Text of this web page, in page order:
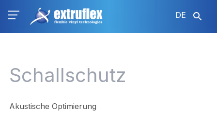
zum
DE
Schallschutz
Akustische Optimierung